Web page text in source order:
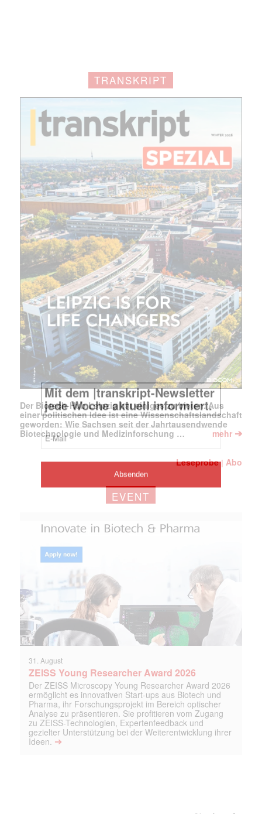
TRANSKRIPT
Der Biotech-Hub Leipzig hat einiges zu bieten. Aus
einer politischen Idee ist eine Wissenschaftslandschaft
geworden: Wie Sachsen seit der Jahrtausendwende
Biotechnologie und Medizinforschung …
mehr ➔
Leseprobe| Abo
EVENT
31. August
ZEISS Young Researcher Award 2026
Der ZEISS Microscopy Young Researcher Award 2026
ermöglicht es innovativen Start-ups aus Biotech und
Pharma, ihr Forschungsprojekt im Bereich optischer
Analyse zu präsentieren. Sie profitieren vom Zugang
zu ZEISS-Technologien, Expertenfeedback und
gezielter Unterstützung bei der Weiterentwicklung ihrer
Ideen. ➔